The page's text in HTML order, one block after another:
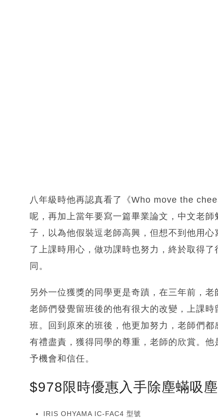
八年級時他再認真看了《Who move the
呢，再加上當年要寫一篇畢業論文，中文老
子，以為他假裝逗老師高興，但想不到他用
了上課時用心，做功課時也努力，終於取得
同。
另外一位獲獎的同學更是奇蹟，在三年前，
老師們發覺留班後的他有很大的改變，上課
班。回到原來的班後，他更加努力，老師們
有禮盡責，獲得同學的尊重，老師的欣賞。
予機會和信任。
$978限時優惠入手除塵蟎吸
IRIS OHYAMA IC-FAC4 型號